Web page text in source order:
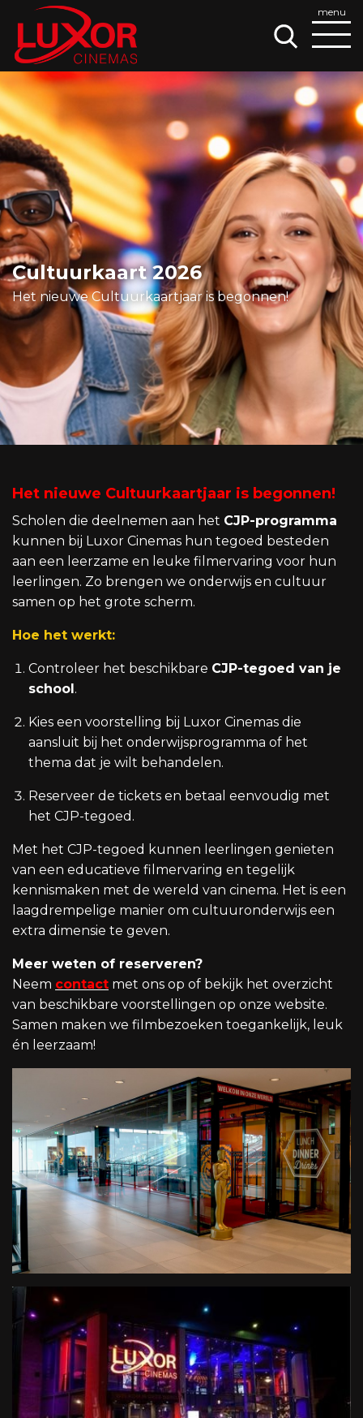
Cultuurkaart 2026
Het nieuwe Cultuurkaartjaar is begonnen!
Het nieuwe Cultuurkaartjaar is begonnen!
Scholen die deelnemen aan het CJP-programma
kunnen bij Luxor Cinemas hun tegoed besteden
aan een leerzame en leuke filmervaring voor hun
leerlingen. Zo brengen we onderwijs en cultuur
samen op het grote scherm.
Hoe het werkt:
Controleer het beschikbare CJP-tegoed van je
school.
Kies een voorstelling bij Luxor Cinemas die
aansluit bij het onderwijsprogramma of het
thema dat je wilt behandelen.
Reserveer de tickets en betaal eenvoudig met
het CJP-tegoed.
Met het CJP-tegoed kunnen leerlingen genieten
van een educatieve filmervaring en tegelijk
kennismaken met de wereld van cinema. Het is een
laagdrempelige manier om cultuuronderwijs een
extra dimensie te geven.
Meer weten of reserveren?
Neem contact met ons op of bekijk het overzicht
van beschikbare voorstellingen op onze website.
Samen maken we filmbezoeken toegankelijk, leuk
én leerzaam!